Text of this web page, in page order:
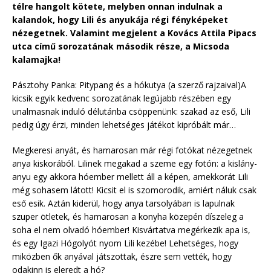
télre hangolt kötete, melyben onnan indulnak a
kalandok, hogy Lili és anyukája régi fényképeket
nézegetnek. Valamint megjelent a Kovács Attila Pipacs
utca című sorozatának második része, a Micsoda
kalamajka!
Pásztohy Panka: Pitypang és a hókutya (a szerző rajzaival)A
kicsik egyik kedvenc sorozatának legújabb részében egy
unalmasnak induló délutánba csöppenünk: szakad az eső, Lili
pedig úgy érzi, minden lehetséges játékot kipróbált már…
Megkeresi anyát, és hamarosan már régi fotókat nézegetnek
anya kiskorából. Lilinek megakad a szeme egy fotón: a kislány-
anyu egy akkora hóember mellett áll a képen, amekkorát Lili
még sohasem látott! Kicsit el is szomorodik, amiért náluk csak
eső esik. Aztán kiderül, hogy anya tarsolyában is lapulnak
szuper ötletek, és hamarosan a konyha közepén díszeleg a
soha el nem olvadó hóember! Kisvártatva megérkezik apa is,
és egy Igazi Hógolyót nyom Lili kezébe! Lehetséges, hogy
miközben ők anyával játszottak, észre sem vették, hogy
odakinn is eleredt a hó?